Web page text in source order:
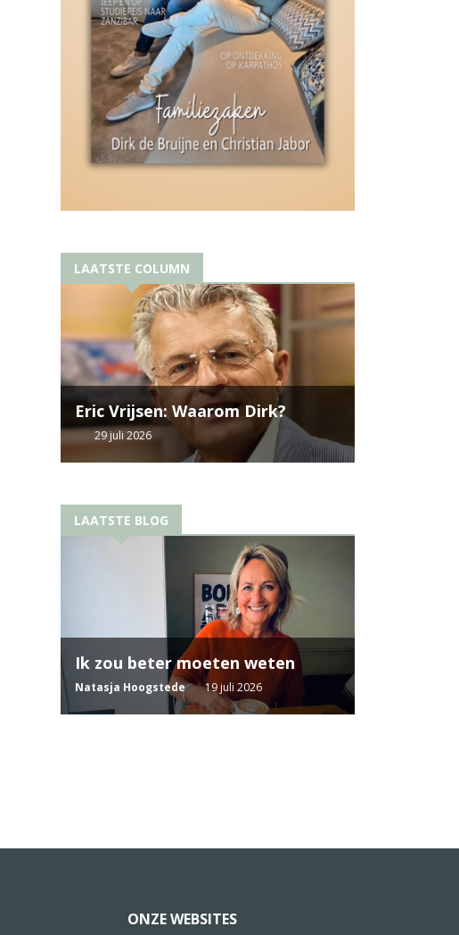
LAATSTE COLUMN
Eric Vrijsen: Waarom Dirk?
29 juli 2026
LAATSTE BLOG
Ik zou beter moeten weten
Natasja Hoogstede 19 juli 2026
ONZE WEBSITES